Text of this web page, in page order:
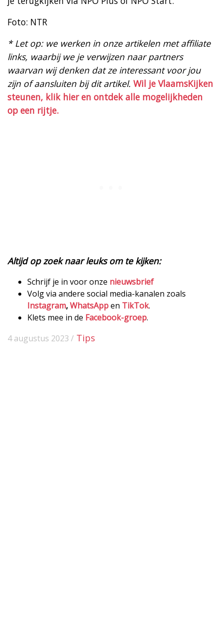
Foto: NTR
* Let op: we werken in onze artikelen met affiliate
links, waarbij we je verwijzen naar partners
waarvan wij denken dat ze interessant voor jou
zijn of aansluiten bij dit artikel. Wil je VlaamsKijken
steunen, klik hier en ontdek alle mogelijkheden
op een rijtje.
Altijd op zoek naar leuks om te kijken:
Schrijf je in voor onze nieuwsbrief
Volg via andere social media-kanalen zoals
Instagram,WhatsAppen TikTok.
Klets mee in de Facebook-groep.
4 augustus 2023 / Tips